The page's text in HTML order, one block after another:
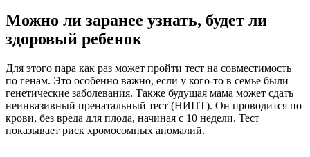
Можно ли заранее узнать, будет ли
здоровый ребенок
Для этого пара как раз может пройти тест на совместимость
по генам. Это особенно важно, если у кого-то в семье были
генетические заболевания. Также будущая мама может сдать
неинвазивный пренатальный тест (НИПТ). Он проводится по
крови, без вреда для плода, начиная с 10 недели. Тест
показывает риск хромосомных аномалий.